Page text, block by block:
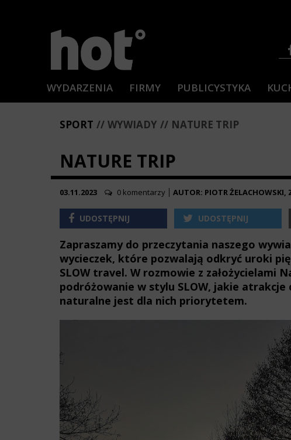
WYDARZENIA FIRMY PUBLICYSTYKA
SPORT WYWIADY NATURE TRIP
NATURE TRIP
03.11.2023 0 komentarzy AUTOR: PIOTR ŻELACHOWSKI,
UDOSTĘPNIJ UDOSTĘPNIJ
Zapraszamy do przeczytania naszego
wycieczek, które pozwalają odkryć uroki
SLOW travel. W rozmowie z założycielami
podróżowanie w stylu SLOW, jakie
naturalne jest dla nich priorytetem.